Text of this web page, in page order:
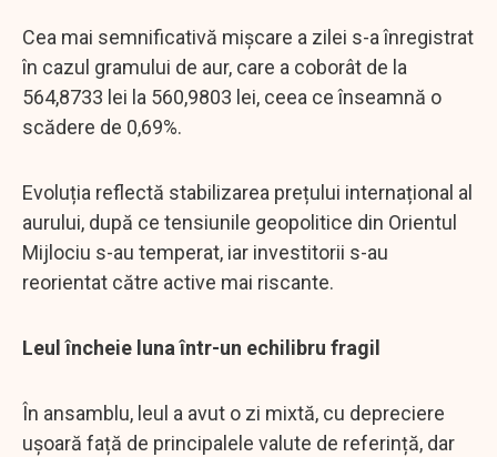
Cea mai semnificativă mișcare a zilei s-a înregistrat
în cazul gramului de aur, care a coborât de la
564,8733 lei la 560,9803 lei, ceea ce înseamnă o
scădere de 0,69%.
Evoluția reflectă stabilizarea prețului internațional al
aurului, după ce tensiunile geopolitice din Orientul
Mijlociu s-au temperat, iar investitorii s-au
reorientat către active mai riscante.
Leul încheie luna într-un echilibru fragil
În ansamblu, leul a avut o zi mixtă, cu depreciere
ușoară față de principalele valute de referință, dar